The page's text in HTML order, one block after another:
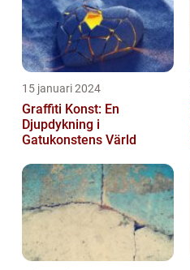
15 januari 2024
Graffiti Konst: En
Djupdykning i
Gatukonstens Värld